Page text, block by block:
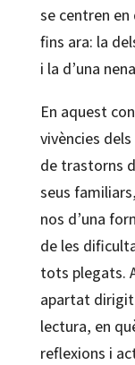
se centren
fins ara: la
i la d’una
En aquest
vivències
de trastorns
seus
nos d’una
de les
tots plegats.
apartat dirigit
lectura, en
reflexions i